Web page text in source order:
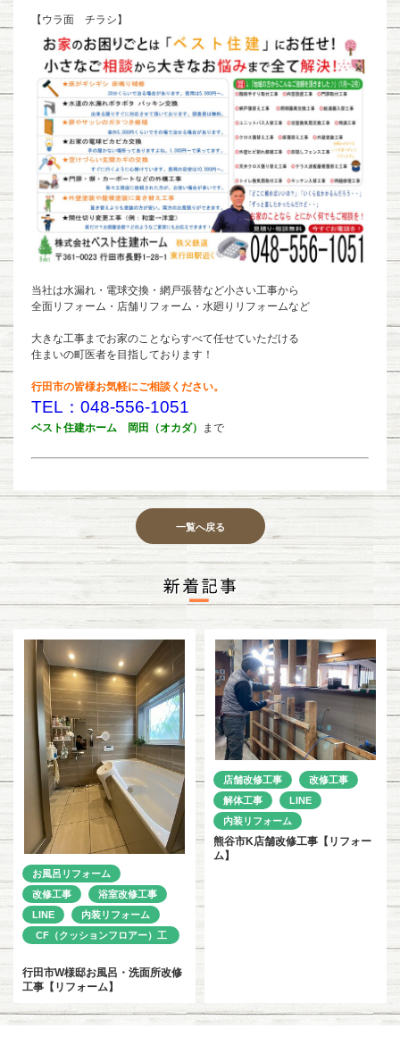
【ウラ面 チラシ】
当社は水漏れ・電球交換・網戸張替など小さい工事から
全面リフォーム・店舗リフォーム・水廻りリフォームなど
大きな工事までお家のことならすべて任せていただける
住まいの町医者を目指しております！
行田市の皆様お気軽にご相談ください。
TEL：048-556-1051
ベスト住建ホーム 岡田（オカダ） まで
一覧へ戻る
お風呂リフォーム
改修工事
浴室改修工事
LINE
内装リフォーム
CF（クッションフロアー）工
行田市W様邸お風呂・洗面所改修
工事【リフォーム】
店舗改修工事
改修工事
解体工事
LINE
内装リフォーム
熊谷市K店舗改修工事【リフォー
ム】